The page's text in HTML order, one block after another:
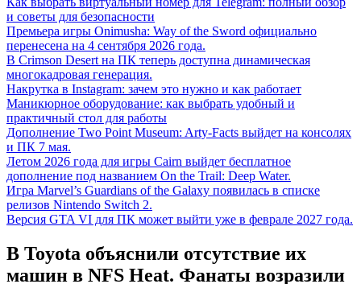
и советы для безопасности
Премьера игры Onimusha: Way of the Sword официально
перенесена на 4 сентября 2026 года.
В Crimson Desert на ПК теперь доступна динамическая
многокадровая генерация.
Накрутка в Instagram: зачем это нужно и как работает
Маникюрное оборудование: как выбрать удобный и
практичный стол для работы
Дополнение Two Point Museum: Arty-Facts выйдет на консолях
и ПК 7 мая.
Летом 2026 года для игры Cairn выйдет бесплатное
дополнение под названием On the Trail: Deep Water.
Игра Marvel’s Guardians of the Galaxy появилась в списке
релизов Nintendo Switch 2.
Версия GTA VI для ПК может выйти уже в феврале 2027 года.
В Toyota объяснили отсутствие их
машин в NFS Heat. Фанаты возразили